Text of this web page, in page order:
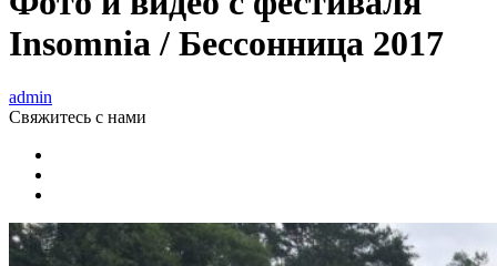
Insomnia / Бессонница 2017
admin
Свяжитесь с нами